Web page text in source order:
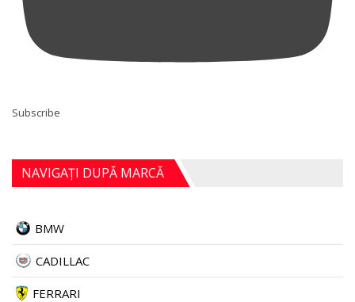
Subscribe
NAVIGAȚI DUPĂ MARCĂ
BMW
CADILLAC
FERRARI